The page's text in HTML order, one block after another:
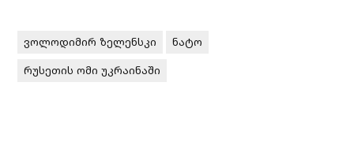
ვოლოდიმირ ზელენსკი
ნატო
რუსეთის ომი უკრაინაში